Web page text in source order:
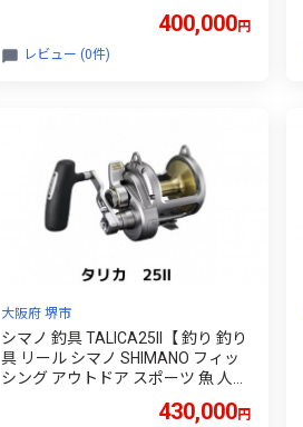
400,000円
レビュー (0件)
大阪府 堺市
シマノ 釣具 TALICA25II【 釣り 釣り
具 リール シマノ SHIMANO フィッ
シング アウトドア スポーツ 魚 人気
430,000円